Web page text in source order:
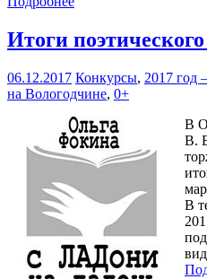
Итоги
06.12.2017 Конкурсы, 2017 год
на Вологодчине, 0+
В
В.
В